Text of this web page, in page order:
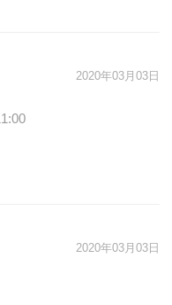
东西。
吃东西一样。
，来玩过家家的游
2020年03月03日
2020年03月03日